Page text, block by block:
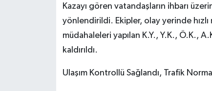
Kazayı gören vatandaşların ihbarı
yönlendirildi. Ekipler, olay yerinde hızlı
müdahaleleri yapılan K.Y., Y.K., Ö.K.,
kaldırıldı.
Ulaşım Kontrollü Sağlandı, Trafik